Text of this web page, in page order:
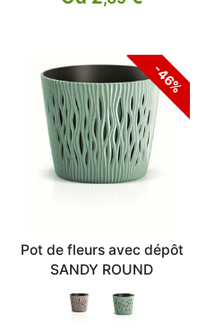
-46%
Pot de fleurs avec dépôt
SANDY ROUND